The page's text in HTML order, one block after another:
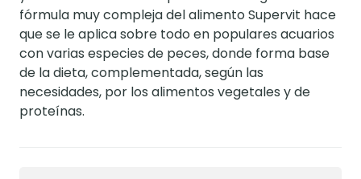
fórmula muy compleja del alimento Supervit hace
que se le aplica sobre todo en populares acuarios
con varias especies de peces, donde forma base
de la dieta, complementada, según las
necesidades, por los alimentos vegetales y de
proteínas.